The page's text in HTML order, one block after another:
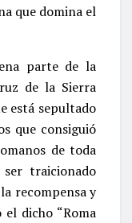
que domina el
parte de la
de la Sierra
está sepultado
que consiguió
de toda
traicionado
recompensa y
dicho “Roma